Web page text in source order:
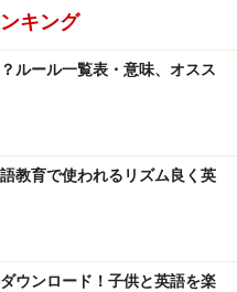
キング
ルール一覧表・意味、オスス
教育で使われるリズム良く英
ウンロード！子供と英語を楽